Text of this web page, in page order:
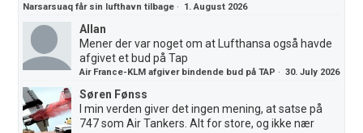
Narsarsuaq får sin lufthavn tilbage · 1. August 2026
Allan
Mener der var noget om at Lufthansa også havde
afgivet et bud på Tap
Air France-KLM afgiver bindende bud på TAP ·30. July 2026
Søren Fønss
I min verden giver det ingen mening, at satse på
747 som Air Tankers. Alt for store, og ikke nær